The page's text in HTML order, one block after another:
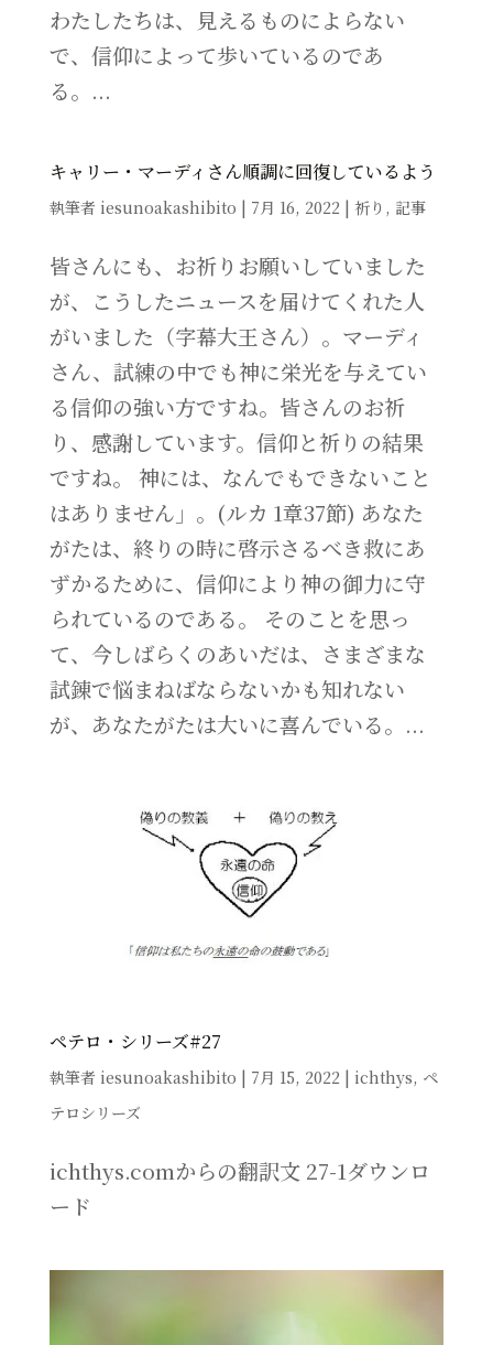
わたしたちは、見えるものによらない
で、信仰によって歩いているのであ
る。...
キャリー・マーディさん順調に回復しているよう
執筆者 iesunoakashibito | 7月 16, 2022 | 祈り , 記事
皆さんにも、お祈りお願いしていました
が、こうしたニュースを届けてくれた人
がいました（字幕大王さん）。マーディ
さん、試練の中でも神に栄光を与えてい
る信仰の強い方ですね。皆さんのお祈
り、感謝しています。信仰と祈りの結果
ですね。 神には、なんでもできないこと
はありません」。(ルカ 1章37節) あなた
がたは、終りの時に啓示さるべき救にあ
ずかるために、信仰により神の御力に守
られているのである。 そのことを思っ
て、今しばらくのあいだは、さまざまな
試錬で悩まねばならないかも知れない
が、あなたがたは大いに喜んでいる。...
ペテロ・シリーズ#27
執筆者 iesunoakashibito | 7月 15, 2022 | ichthys, ペ
テロシリーズ
ichthys.comからの翻訳文 27-1ダウンロ
ード